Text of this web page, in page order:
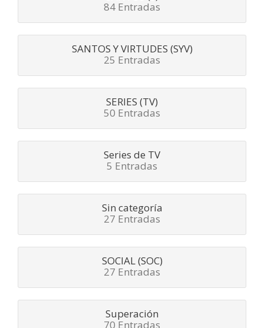
84 Entradas
SANTOS Y VIRTUDES (SYV)
25 Entradas
SERIES (TV)
50 Entradas
Series de TV
5 Entradas
Sin categoría
27 Entradas
SOCIAL (SOC)
27 Entradas
Superación
70 Entradas